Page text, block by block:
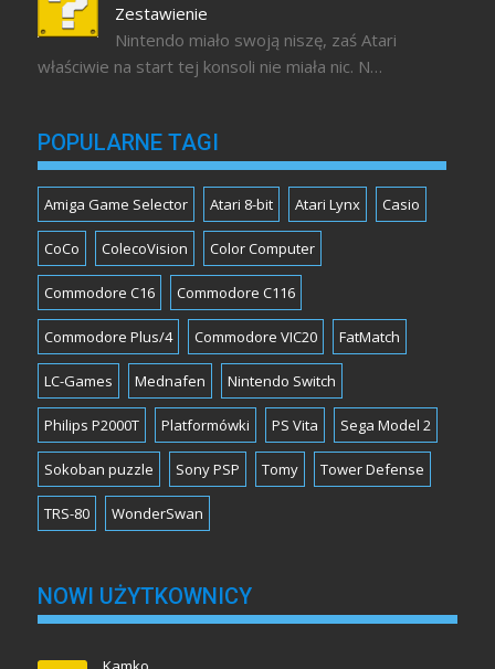
Zestawienie
Nintendo miało swoją niszę, zaś Atari
właściwie na start tej konsoli nie miała nic. N…
POPULARNE TAGI
Amiga Game Selector Atari 8-bit Atari Lynx Casio
CoCo ColecoVision Color Computer
Commodore C16 Commodore C116
Commodore Plus/4 Commodore VIC20 FatMatch
LC-Games Mednafen Nintendo Switch
Philips P2000T Platformówki PS Vita Sega Model 2
Sokoban puzzle Sony PSP Tomy Tower Defense
TRS-80 WonderSwan
NOWI UŻYTKOWNICY